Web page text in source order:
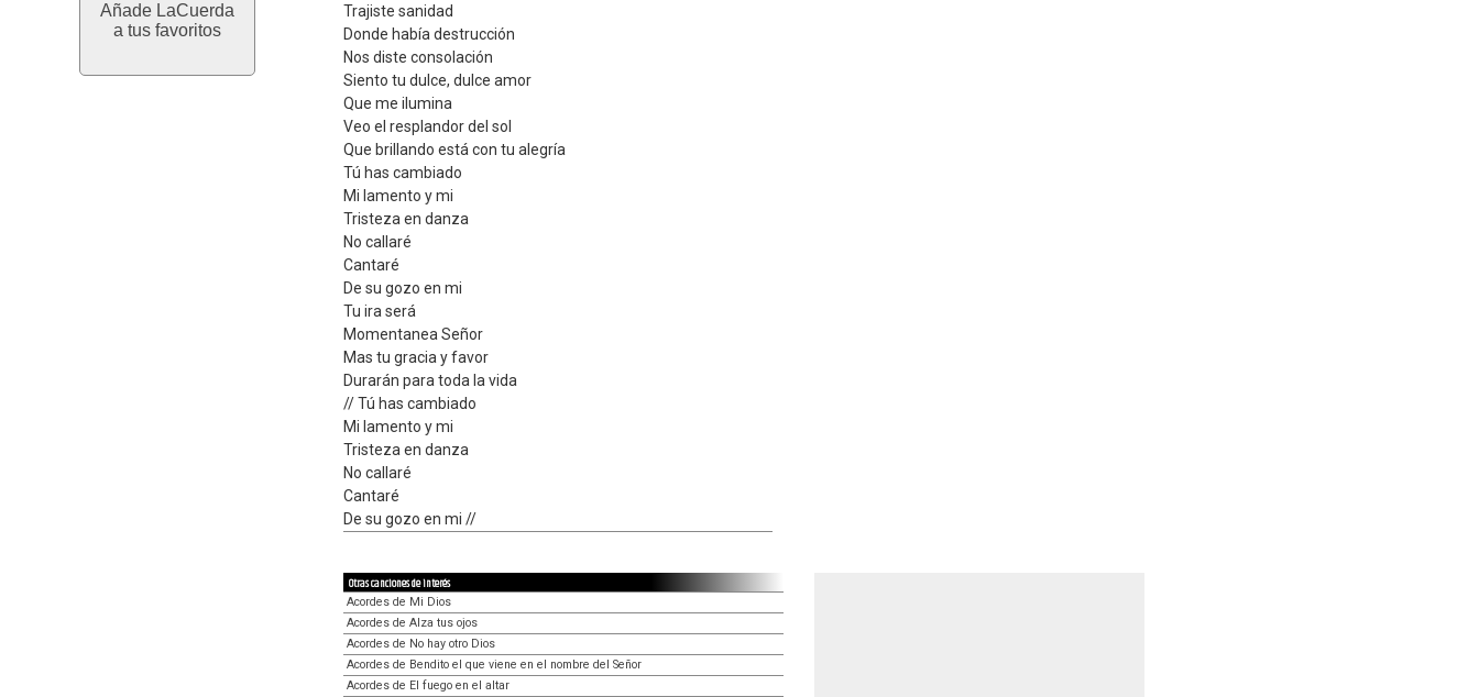
Añade LaCuerda
a tus favoritos
Trajiste sanidad
Donde había destrucción
Nos diste consolación
Siento tu dulce, dulce amor
Que me ilumina
Veo el resplandor del sol
Que brillando está con tu alegría
Tú has cambiado
Mi lamento y mi
Tristeza en danza
No callaré
Cantaré
De su gozo en mi
Tu ira será
Momentanea Señor
Mas tu gracia y favor
Durarán para toda la vida
// Tú has cambiado
Mi lamento y mi
Tristeza en danza
No callaré
Cantaré
De su gozo en mi //
Otras canciones de interés
Acordes de Mi Dios
Acordes de Alza tus ojos
Acordes de No hay otro Dios
Acordes de Bendito el que viene en el nombre del Señor
Acordes de El fuego en el altar